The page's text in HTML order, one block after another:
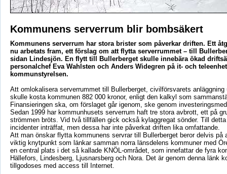
Kommunens serverrum blir bombsäkert
Kommunens serverrum har stora brister som påverkar driften. Ett
nu arbetats fram, ett förslag om att flytta serverrummet – till
sidan Lindesjön. En flytt till Bullerberget skulle innebära ökad
personalchef Eva Wahlsten och Anders Widegren på it- och
kommunstyrelsen.
Att omlokalisera serverrummet till Bullerberget, civilförsvarets anläggning
skulle kosta kommunen 882 000 kronor, enligt den kalkyl som
Finansieringen ska, om förslaget går igenom, ske genom
Sedan 1999 har kommunhusets serverrum haft tre stora avbrott, ett på
strömmen bröts. Vid två tillfällen gick också kylaggregat sönder. Till
incidenter inträffat, men dessa har inte påverkat driften lika omfattande.
Att man önskar flytta kommunens servrar till Bullerberget beror delvis på
viktig knytpunkt som länkar samman norra länsdelens kommuner med
en central plats i det så kallade KNÖL-området, som innefattar de fyra
Hällefors, Lindesberg, Ljusnarsberg och Nora. Det är genom denna länk
tillgodoses med access till Internet.